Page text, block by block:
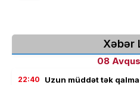
Xəbər
08
22:40 Uzun müddət tək